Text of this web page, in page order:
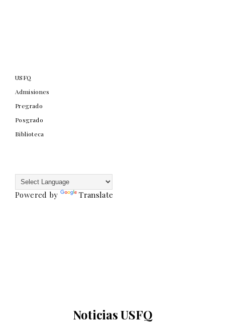
USFQ
Admisiones
Pregrado
Posgrado
Biblioteca
Powered by Translate
Noticias USFQ